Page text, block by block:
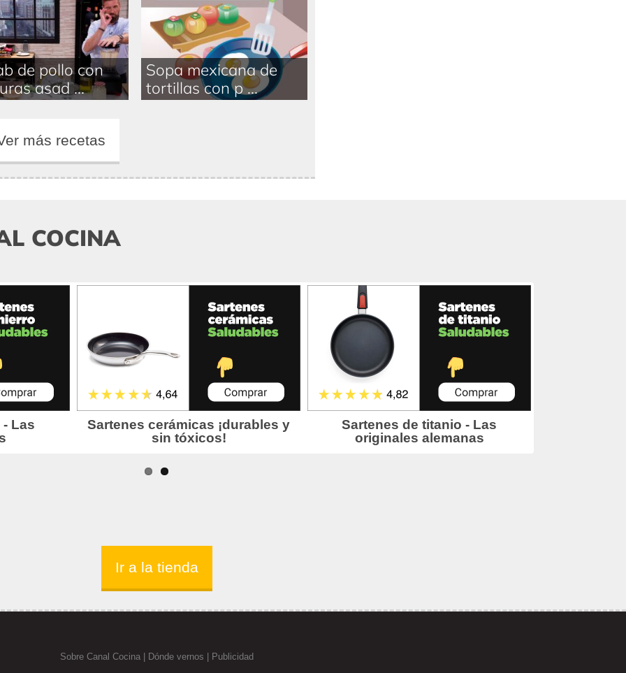
de pollo con
asad ...
Sopa mexicana de
tortillas con p ...
más recetas
COCINA
Ir a la tienda
Sobre Canal Cocina| Dónde vernos | Publicidad